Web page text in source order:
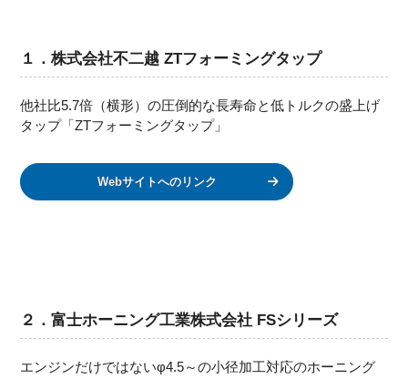
１．株式会社不二越 ZTフォーミングタップ
他社比5.7倍（横形）の圧倒的な長寿命と低トルクの盛上げ
タップ「ZTフォーミングタップ」
Webサイトへのリンク
２．富士ホーニング工業株式会社 FSシリーズ
エンジンだけではないφ4.5～の小径加工対応のホーニング